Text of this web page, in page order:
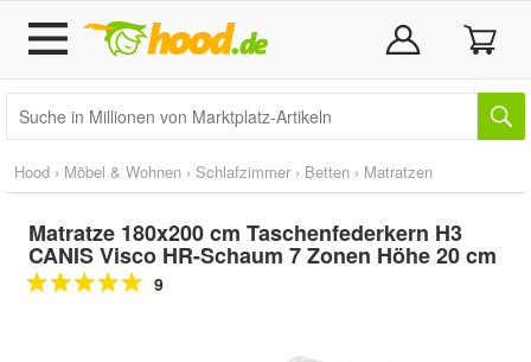
Hood › Möbel & Wohnen › Schlafzimmer › Betten › Matratzen
Matratze 180x200 cm Taschenfederkern H3
CANIS Visco HR-Schaum 7 Zonen Höhe 20 cm
9